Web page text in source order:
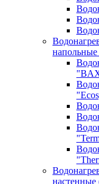
напольные
настенные